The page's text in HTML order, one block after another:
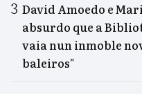
David Amoedo e
absurdo que a
vaia nun inmoble
baleiros"